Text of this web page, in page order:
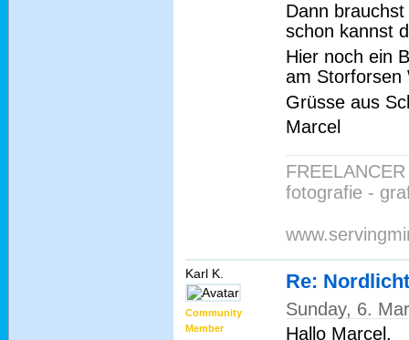
Dann
schon kannst
Hier noch ein
am
Grüsse aus
Marcel
fotografie -
Karl K.
Community
Member
Re:
Sunday, 6.
Hallo Marcel,